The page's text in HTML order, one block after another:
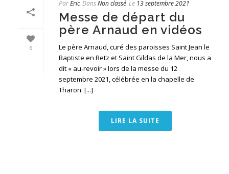
6
ParEric DansNon classé Le 13 septembre 2021
Messe de départ du
père Arnaud en vidéos
Le père Arnaud, curé des paroisses Saint Jean le
Baptiste en Retz et Saint Gildas de la Mer, nous a
dit « au-revoir » lors de la messe du 12
septembre 2021, célébrée en la chapelle de
Tharon. [...]
LIRE LA SUITE